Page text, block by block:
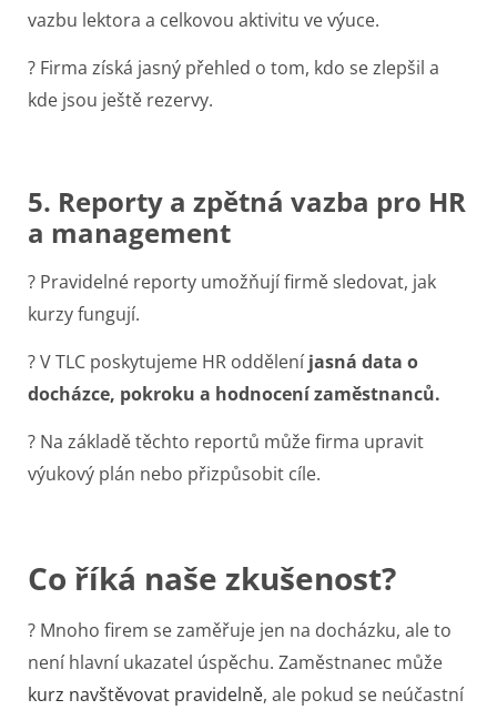
vazbu lektora a celkovou aktivitu ve výuce.
? Firma získá jasný přehled o tom, kdo se zlepšil a
kde jsou ještě rezervy.
5. Reporty a zpětná vazba pro HR
a management
? Pravidelné reporty umožňují firmě sledovat, jak
kurzy fungují.
? V TLC poskytujeme HR oddělení jasná data o
docházce, pokroku a hodnocení zaměstnanců.
? Na základě těchto reportů může firma upravit
výukový plán nebo přizpůsobit cíle.
Co říká naše zkušenost?
? Mnoho firem se zaměřuje jen na docházku, ale to
není hlavní ukazatel úspěchu. Zaměstnanec může
kurz navštěvovat pravidelně, ale pokud se neúčastní